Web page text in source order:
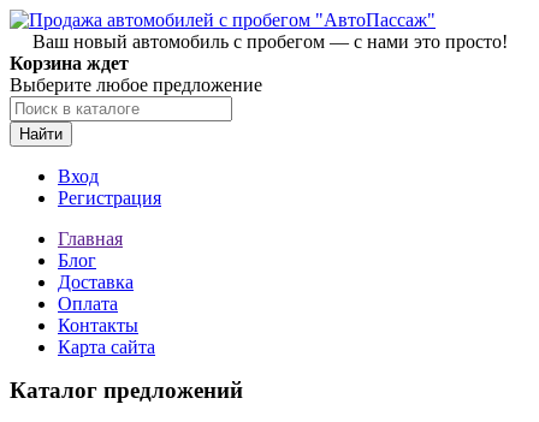
Ваш новый автомобиль с пробегом — с нами это просто!
Корзина ждет
Выберите любое предложение
Найти
Вход
Регистрация
Главная
Блог
Доставка
Оплата
Контакты
Карта сайта
Каталог предложений